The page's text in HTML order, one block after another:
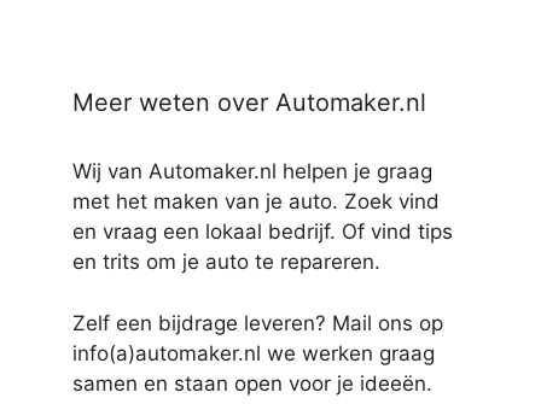
Meer weten over Automaker.nl
Wij van Automaker.nl helpen je graag
met het maken van je auto. Zoek vind
en vraag een lokaal bedrijf. Of vind tips
en trits om je auto te repareren.
Zelf een bijdrage leveren? Mail ons op
info(a)automaker.nl we werken graag
samen en staan open voor je ideeën.